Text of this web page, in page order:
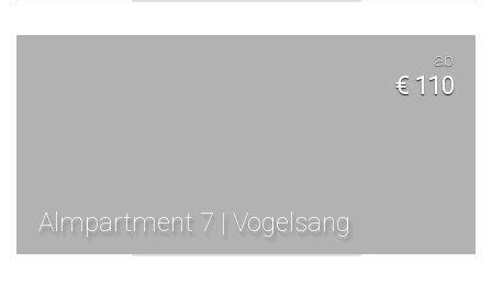
Almpartment 7 | Vogelsang
ab
€ 110